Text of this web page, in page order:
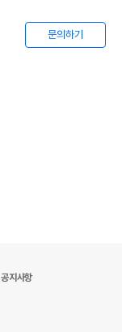
문의하기
공지사항